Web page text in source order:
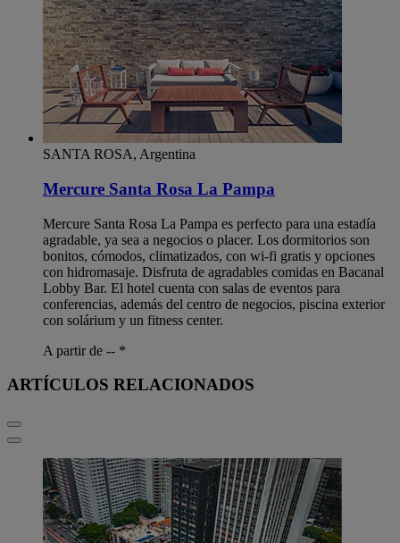
SANTA ROSA, Argentina
Mercure Santa Rosa La Pampa
Mercure Santa Rosa La Pampa es perfecto para una estadía
agradable, ya sea a negocios o placer. Los dormitorios son
bonitos, cómodos, climatizados, con wi-fi gratis y opciones
con hidromasaje. Disfruta de agradables comidas en Bacanal
Lobby Bar. El hotel cuenta con salas de eventos para
conferencias, además del centro de negocios, piscina exterior
con solárium y un fitness center.
A partir de -- *
ARTÍCULOS RELACIONADOS